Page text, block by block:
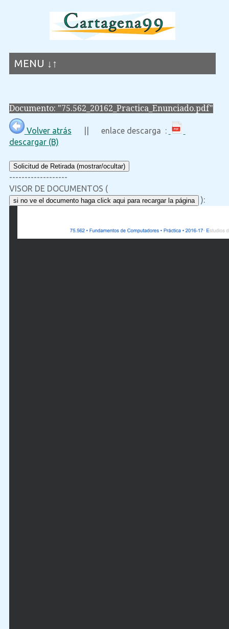
MENU ↓↑
Documento: "75.562_20162_Practica_Enunciado.pdf"
Volver atrás || enlace descarga :
descargar (B)
Solicitud de Retirada (mostrar/ocultar)
-------------------
VISOR DE DOCUMENTOS (
si no ve el documento haga click aqui para recargar la página ):